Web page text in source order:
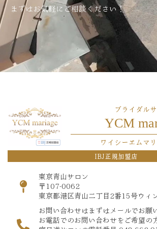
まずはお気軽にご相談ください！
ブライダル
YCM
ワイシーエムマ
IBJ正規加盟店
東京青山サロン
〒107-0062
東京都港区青山二丁目2番15号ウィ
お問い合わせはまずはメールでお願
お電話でのお問い合わせをご希望の